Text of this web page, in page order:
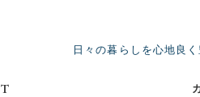
日々の暮らしを心地良